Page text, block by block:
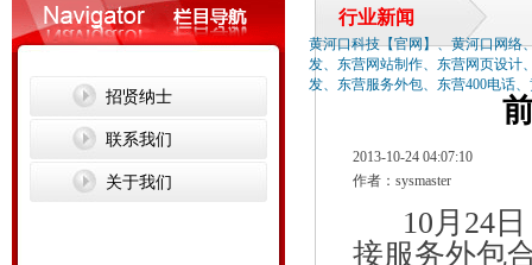
招贤纳士
联系我们
关于我们
行业新闻
黄河口科技【官网】、黄河口网络
发、东营网站制作、东营网页设计
发、东营服务外包、东营400电话
2013-10-24 04:07:10
作者：sysmaster
10月24日
接服务外包